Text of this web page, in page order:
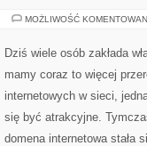
MOŻLIWOŚĆ
Dziś wiele osób zakłada
mamy coraz to więcej
internetowych w sieci,
się być atrakcyjne.
domena internetowa stała